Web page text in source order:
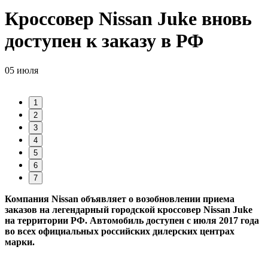
Кроссовер Nissan Juke вновь
доступен к заказу в РФ
05 июля
1
2
3
4
5
6
7
Компания Nissan объявляет о возобновлении приема
заказов на легендарный городской кроссовер Nissan Juke
на территории РФ. Автомобиль доступен с июля 2017 года
во всех официальных российских дилерских центрах
марки.